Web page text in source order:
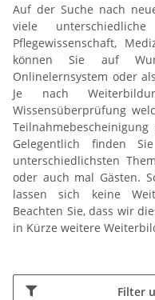
Auf der Suche nach
viele
Pflegewissenschaft,
können Sie auf
Onlinelernsystem oder
Je nach
Wissensüberprüfung
Gelegentlich finden
unterschiedlichsten
oder auch mal Gästen.
lassen sich keine
Beachten Sie, dass wir
in Kürze weitere
Filter